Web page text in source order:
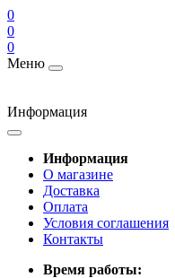
0
0
0
Меню
Информация
Информация
О магазине
Доставка
Оплата
Условия соглашения
Контакты
Время работы: